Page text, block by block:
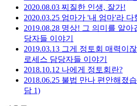
2020.08.03 찌질한 인생, 잘가!
2020.03.25 엄마가 '내 엄마'라 다
2019.08.28 명상! 그 의미를 알
당자들 이야기
2019.03.13 그게 정토회 매력이
로세스 담당자들 이야기
2018.10.12 나에게 정토회란?
2018.06.25 불법 만나 편안해졌
담 1)